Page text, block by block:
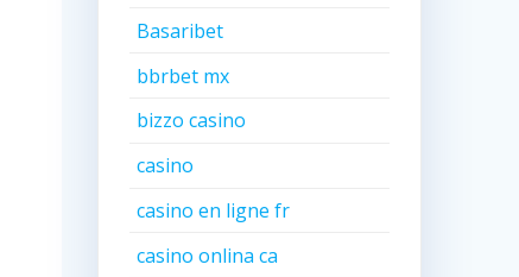
Basaribet
bbrbet mx
bizzo casino
casino
casino en ligne fr
casino onlina ca